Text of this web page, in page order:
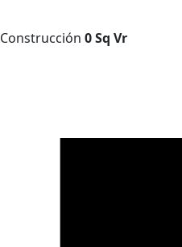
Construcción 0 Sq Vr